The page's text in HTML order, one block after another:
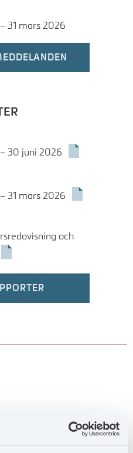
31 mars 2026
30 juni 2026
31 mars 2026
och